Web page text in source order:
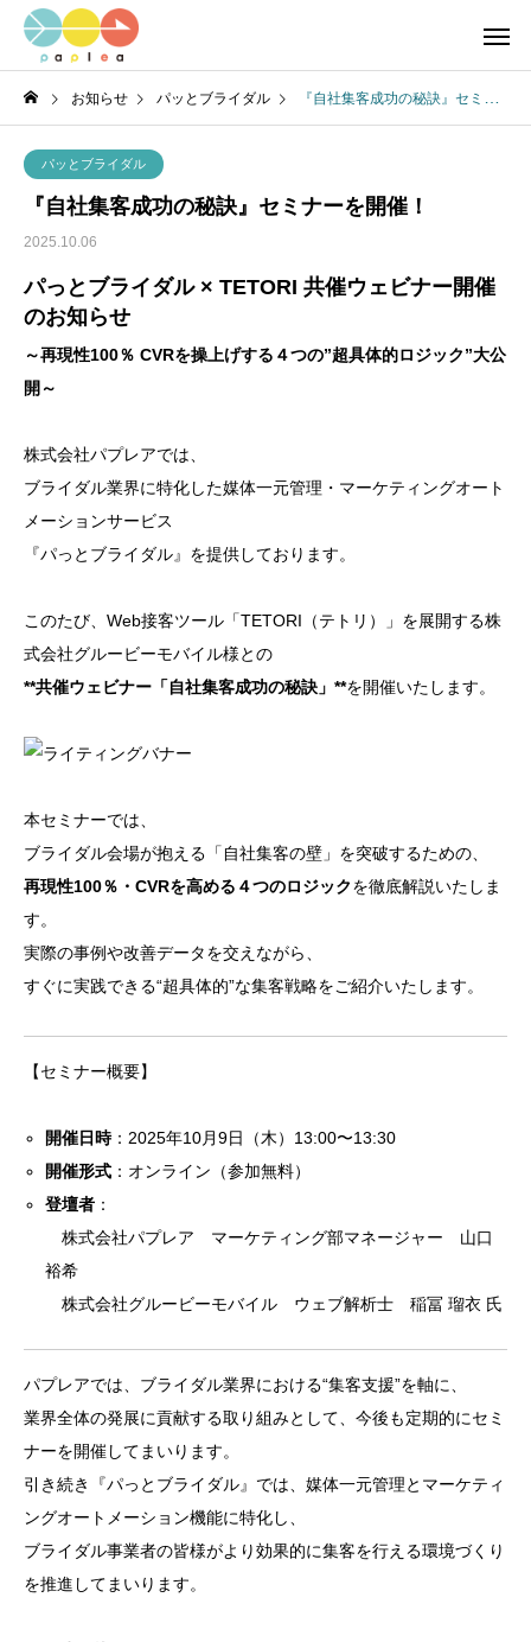
お知らせ パッとブライダル 『自社集客成功の秘訣』セミナーを開催！
パッとブライダル
『自社集客成功の秘訣』セミナーを開催！
2025.10.06
パっとブライダル × TETORI 共催ウェビナー開催
のお知らせ
～再現性100％ CVRを操上げする４つの”超具体的ロジック”大公
開～
株式会社パプレアでは、
ブライダル業界に特化した媒体一元管理・マーケティングオート
メーションサービス
『パっとブライダル』を提供しております。
このたび、Web接客ツール「TETORI（テトリ）」を展開する株
式会社グルービーモバイル様との
**共催ウェビナー「自社集客成功の秘訣」**を開催いたします。
本セミナーでは、
ブライダル会場が抱える「自社集客の壁」を突破するための、
再現性100％・CVRを高める４つのロジックを徹底解説いたしま
す。
実際の事例や改善データを交えながら、
すぐに実践できる“超具体的”な集客戦略をご紹介いたします。
【セミナー概要】
開催日時：2025年10月9日（木）13:00〜13:30
開催形式 ：オンライン（参加無料）
登壇者 ：
株式会社パプレア マーケティング部マネージャー 山口
裕希
株式会社グルービーモバイル ウェブ解析士 稲冨 瑠衣 氏
パプレアでは、ブライダル業界における“集客支援”を軸に、
業界全体の発展に貢献する取り組みとして、今後も定期的にセミ
ナーを開催してまいります。
引き続き『パっとブライダル』では、媒体一元管理とマーケティ
ングオートメーション機能に特化し、
ブライダル事業者の皆様がより効果的に集客を行える環境づくり
を推進してまいります。